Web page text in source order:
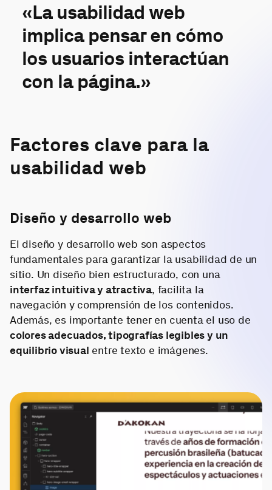
«La usabilidad web
implica pensar en cómo
los usuarios interactúan
con la página.»
Factores clave para la
usabilidad web
Diseño y desarrollo web
El diseño y desarrollo web son aspectos
fundamentales para garantizar la usabilidad de un
sitio. Un diseño bien estructurado, con una
interfaz intuitiva y atractiva, facilita la
navegación y comprensión de los contenidos.
Además, es importante tener en cuenta el uso de
colores adecuados, tipografías legibles y un
equilibrio visual entre texto e imágenes.